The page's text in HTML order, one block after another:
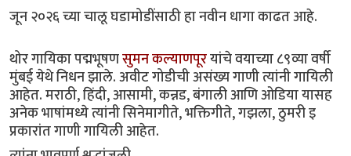
जून २०२६ च्या चालू घडामोडींसाठी हा नवीन धागा काढत आहे.
थोर गायिका पद्मभूषणसुमन कल्याणपूरयांचे वयाच्या ८९व्या वर्षी
मुंबई येथे निधन झाले. अवीट गोडीची असंख्य गाणी त्यांनी गायिली
आहेत. मराठी, हिंदी, आसामी, कन्नड, बंगाली आणि ओडिया यासह
अनेक भाषांमध्ये त्यांनी सिनेमागीते, भक्तिगीते, गझला, ठुमरी इ
प्रकारांत गाणी गायिली आहेत.